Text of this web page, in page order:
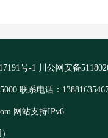
号-1 川公网安备
联系电话：
网站支持IPv6